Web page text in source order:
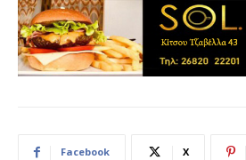
Facebook X